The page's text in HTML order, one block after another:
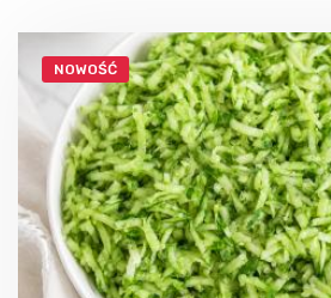
NOWOŚĆ